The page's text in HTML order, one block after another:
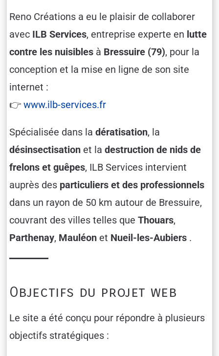
Reno Créations a eu le plaisir de collaborer
avec ILB Services, entreprise experte en lutte
contre les nuisiblesà Bressuire (79), pour la
conception et la mise en ligne de son site
internet :
👉 www.ilb-services.fr
Spécialisée dans la dératisation, la
désinsectisationet la destruction de nids de
frelons et guêpes, ILB Services intervient
auprès des particuliers et des professionnels
dans un rayon de 50 km autour de Bressuire,
couvrant des villes telles que Thouars,
Parthenay, Mauléonet Nueil-les-Aubiers.
Objectifs du projet web
Le site a été conçu pour répondre à plusieurs
objectifs stratégiques :